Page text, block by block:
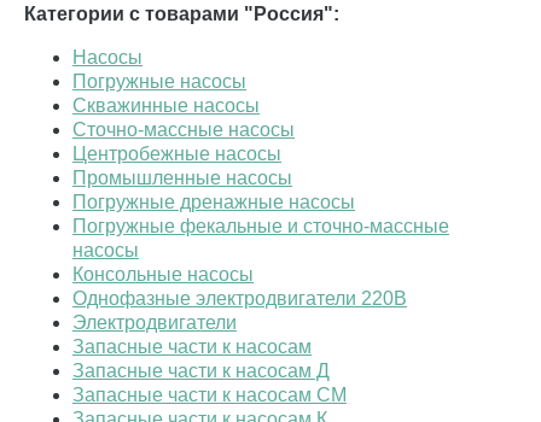
Категории с товарами "Россия":
Насосы
Погружные насосы
Скважинные насосы
Сточно-массные насосы
Центробежные насосы
Промышленные насосы
Погружные дренажные насосы
Погружные фекальные и сточно-массные
насосы
Консольные насосы
Однофазные электродвигатели 220В
Электродвигатели
Запасные части к насосам
Запасные части к насосам Д
Запасные части к насосам СМ